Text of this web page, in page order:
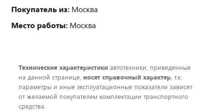
Покупатель из: Москва
Место работы: Москва
Технические характеристики автотехники, приведенные
на данной странице, носят справочный характер, т.к.
параметры и иные эксплуатационные показатели зависят
от желаемой покупателем комплектации транспортного
средства.